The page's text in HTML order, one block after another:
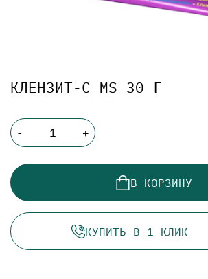
КЛЕНЗИТ-С MS 30 Г
- +
В КОРЗИНУ
КУПИТЬ В 1 КЛИК